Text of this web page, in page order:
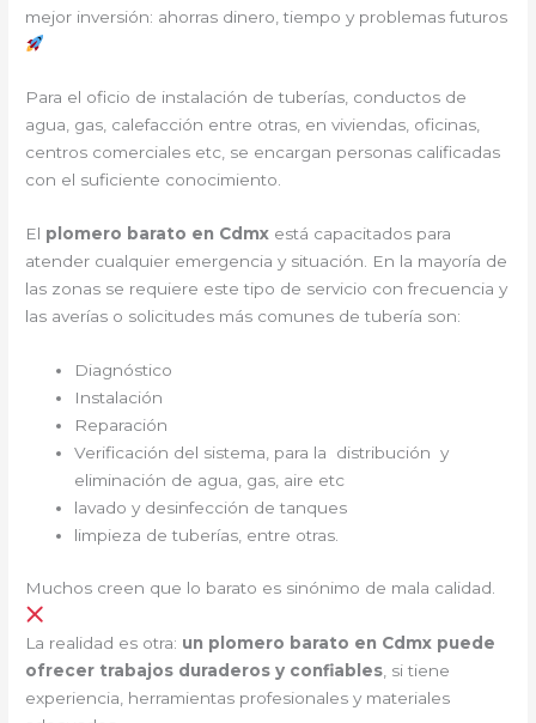
mejor inversión: ahorras dinero, tiempo y problemas futuros
Para el oficio de instalación de tuberías, conductos de
agua, gas, calefacción entre otras, en viviendas, oficinas,
centros comerciales etc, se encargan personas calificadas
con el suficiente conocimiento.
El plomero barato en Cdmx está capacitados para
atender cualquier emergencia y situación. En la mayoría de
las zonas se requiere este tipo de servicio con frecuencia y
las averías o solicitudes más comunes de tubería son:
Diagnóstico
Instalación
Reparación
Verificación del sistema, para la distribución y
eliminación de agua, gas, aire etc
lavado y desinfección de tanques
limpieza de tuberías, entre otras.
Muchos creen que lo barato es sinónimo de mala calidad.
La realidad es otra: un plomero barato en Cdmx puede
ofrecer trabajos duraderos y confiables , si tiene
experiencia, herramientas profesionales y materiales